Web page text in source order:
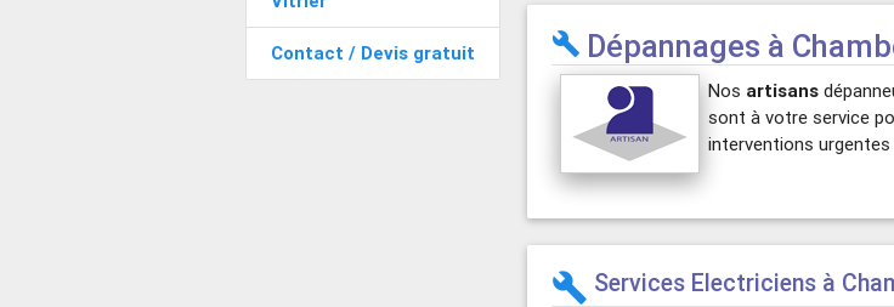
Contact / Devis gratuit  Dépannages à
Nos artisans
sont à votre service
interventions
build Services Electriciens à